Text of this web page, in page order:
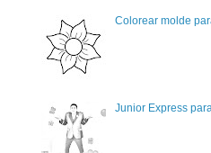
Colorear molde
Junior Express